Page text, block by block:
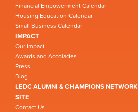
Financial Empowerment Calendar
Housing Education Calendar
Small Business Calendar
IMPACT
Our Impact
Awards and Accolades
Press
Blog
LEDC ALUMNI & CHAMPIONS NETWORK
SITE
Contact Us